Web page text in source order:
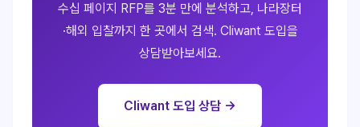
수십 페이지 RFP를 3분 만에 분석하고, 나라장터
·해외 입찰까지 한 곳에서 검색. Cliwant 도입을
상담받아보세요.
Cliwant 도입 상담 →